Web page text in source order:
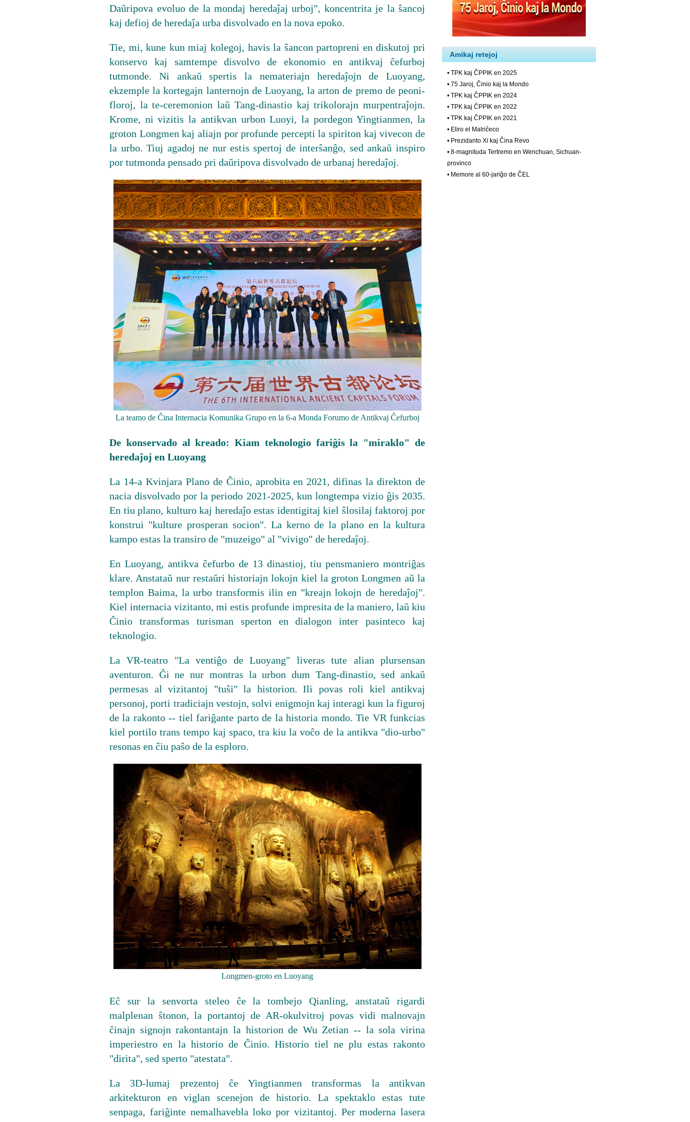
Daŭripova evoluo de la mondaj heredaĵaj urboj", koncentrita je la ŝancoj
kaj defioj de heredaĵa urba disvolvado en la nova epoko.
Tie, mi, kune kun miaj kolegoj, havis la ŝancon partopreni en diskutoj pri
konservo kaj samtempe disvolvo de ekonomio en antikvaj ĉefurboj
tutmonde. Ni ankaŭ spertis la nemateriajn heredaĵojn de Luoyang,
ekzemple la kortegajn lanternojn de Luoyang, la arton de premo de peoni-
floroj, la te-ceremonion laŭ Tang-dinastio kaj trikolorajn murpentraĵojn.
Krome, ni vizitis la antikvan urbon Luoyi, la pordegon Yingtianmen, la
groton Longmen kaj aliajn por profunde percepti la spiriton kaj vivecon de
la urbo. Tiuj agadoj ne nur estis spertoj de interŝanĝo, sed ankaŭ inspiro
por tutmonda pensado pri daŭripova disvolvado de urbanaj heredaĵoj.
La teamo de Ĉina Internacia Komunika Grupo en la 6-a Monda Forumo de Antikvaj Ĉefurboj
De konservado al kreado: Kiam teknologio fariĝis la "miraklo" de
heredaĵoj en Luoyang
La 14-a Kvinjara Plano de Ĉinio, aprobita en 2021, difinas la direkton de
nacia disvolvado por la periodo 2021-2025, kun longtempa vizio ĝis 2035.
En tiu plano, kulturo kaj heredaĵo estas identigitaj kiel ŝlosilaj faktoroj por
konstrui "kulture prosperan socion". La kerno de la plano en la kultura
kampo estas la transiro de "muzeigo" al "vivigo" de heredaĵoj.
En Luoyang, antikva ĉefurbo de 13 dinastioj, tiu pensmaniero montriĝas
klare. Anstataŭ nur restaŭri historiajn lokojn kiel la groton Longmen aŭ la
templon Baima, la urbo transformis ilin en "kreajn lokojn de heredaĵoj".
Kiel internacia vizitanto, mi estis profunde impresita de la maniero, laŭ kiu
Ĉinio transformas turisman sperton en dialogon inter pasinteco kaj
teknologio.
La VR-teatro "La ventiĝo de Luoyang" liveras tute alian plursensan
aventuron. Ĝi ne nur montras la urbon dum Tang-dinastio, sed ankaŭ
permesas al vizitantoj "tuŝi" la historion. Ili povas roli kiel antikvaj
personoj, porti tradiciajn vestojn, solvi enigmojn kaj interagi kun la figuroj
de la rakonto -- tiel fariĝante parto de la historia mondo. Tie VR funkcias
kiel portilo trans tempo kaj spaco, tra kiu la voĉo de la antikva "dio-urbo"
resonas en ĉiu paŝo de la esploro.
Longmen-groto en Luoyang
Eĉ sur la senvorta steleo ĉe la tombejo Qianling, anstataŭ rigardi
malplenan ŝtonon, la portantoj de AR-okulvitroj povas vidi malnovajn
ĉinajn signojn rakontantajn la historion de Wu Zetian -- la sola virina
imperiestro en la historio de Ĉinio. Historio tiel ne plu estas rakonto
"dirita", sed sperto "atestata".
La 3D-lumaj prezentoj ĉe Yingtianmen transformas la antikvan
arkitekturon en viglan scenejon de historio. La spektaklo estas tute
senpaga, fariĝinte nemalhavebla loko por vizitantoj. Per moderna lasera